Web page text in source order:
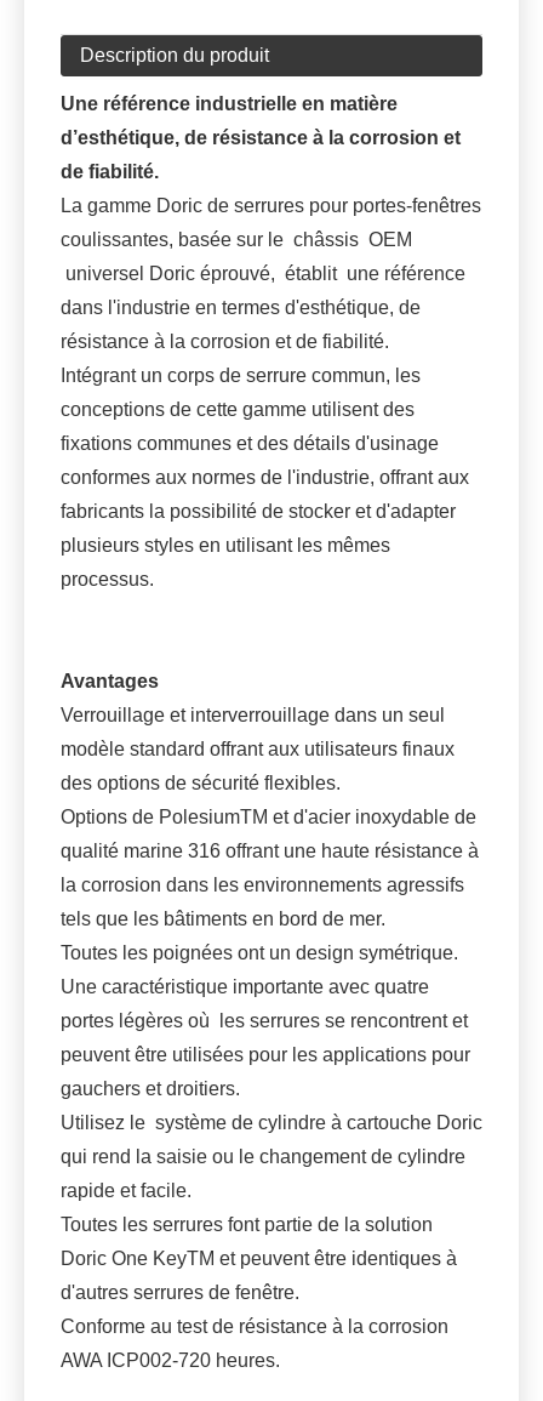
Description du produit
Une référence industrielle en matière
d’esthétique, de résistance à la corrosion et
de fiabilité.
La gamme Doric de serrures pour portes-fenêtres
coulissantes, basée sur le châssis OEM
universel Doric éprouvé, établit une référence
dans l'industrie en termes d'esthétique, de
résistance à la corrosion et de fiabilité.
Intégrant un corps de serrure commun, les
conceptions de cette gamme utilisent des
fixations communes et des détails d'usinage
conformes aux normes de l'industrie, offrant aux
fabricants la possibilité de stocker et d'adapter
plusieurs styles en utilisant les mêmes
processus.
Avantages
Verrouillage et interverrouillage dans un seul
modèle standard offrant aux utilisateurs finaux
des options de sécurité flexibles.
Options de PolesiumTM et d'acier inoxydable de
qualité marine 316 offrant une haute résistance à
la corrosion dans les environnements agressifs
tels que les bâtiments en bord de mer.
Toutes les poignées ont un design symétrique.
Une caractéristique importante avec quatre
portes légères où les serrures se rencontrent et
peuvent être utilisées pour les applications pour
gauchers et droitiers.
Utilisez le système de cylindre à cartouche Doric
qui rend la saisie ou le changement de cylindre
rapide et facile.
Toutes les serrures font partie de la solution
Doric One KeyTM et peuvent être identiques à
d'autres serrures de fenêtre.
Conforme au test de résistance à la corrosion
AWA ICP002-720 heures.